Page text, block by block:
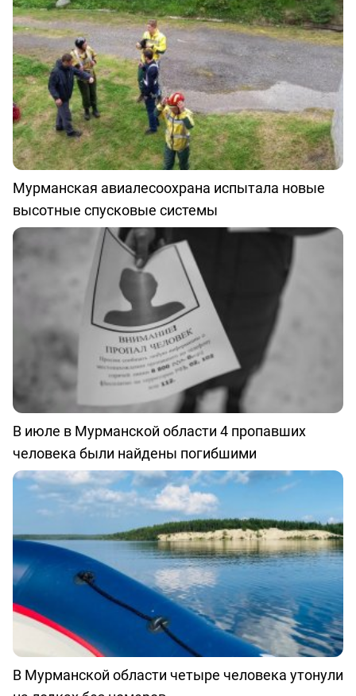
Мурманская авиалесоохрана испытала новые
высотные спусковые системы
В июле в Мурманской области 4 пропавших
человека были найдены погибшими
В Мурманской области четыре человека утонули